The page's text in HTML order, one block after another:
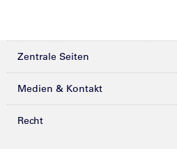
Zentrale Seiten
Kliniken & Zentren
Medien & Kontakt
Presse
Recht